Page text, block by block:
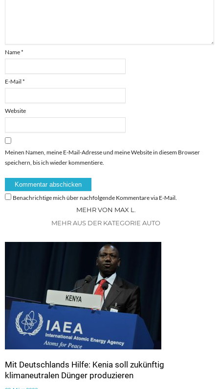
Name*
E-Mail *
Website
Meinen Namen, meine E-Mail-Adresse und meine Website in diesem Browser
speichern, bis ich wieder kommentiere.
Benachrichtige mich über nachfolgende Kommentare via E-Mail.
MEHR VON MAX L.
MEHR AUS DER KATEGORIE AUTO
Mit Deutschlands Hilfe: Kenia soll zukünftig
klimaneutralen Dünger produzieren